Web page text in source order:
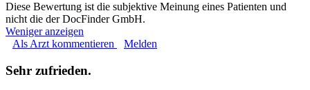
Diese Bewertung ist die subjektive Meinung eines Patienten und
nicht die der DocFinder GmbH.
Weniger anzeigen
Als Arzt kommentieren
Melden
Sehr zufrieden.